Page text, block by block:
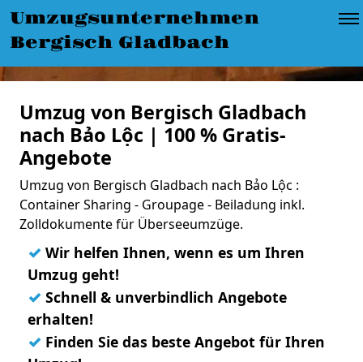
Umzugsunternehmen
Bergisch Gladbach
Umzug von Bergisch Gladbach
nach Bảo Lộc | 100 % Gratis-
Angebote
Umzug von Bergisch Gladbach nach Bảo Lộc :
Container Sharing - Groupage - Beiladung inkl.
Zolldokumente für Überseeumzüge.
✓ Wir helfen Ihnen, wenn es um Ihren
Umzug geht!
✓ Schnell & unverbindlich Angebote
erhalten!
✓ Finden Sie das beste Angebot für Ihren